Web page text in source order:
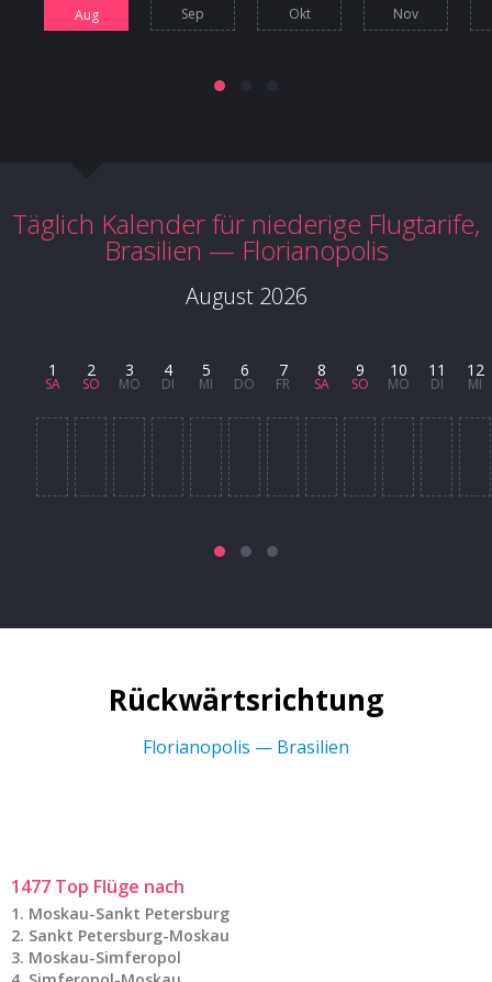
Aug Sep Okt Nov
Täglich Kalender für niederige Flugtarife,
Brasilien — Florianopolis
August 2026
1
SA
2
SO
3
MO
4
DI
5
MI
6
DO
7
FR
8
SA
9
SO
10
MO
11
DI
12
MI
Rückwärtsrichtung
Florianopolis — Brasilien
1477 Top Flüge nach
Moskau-Sankt Petersburg
Sankt Petersburg-Moskau
Moskau-Simferopol